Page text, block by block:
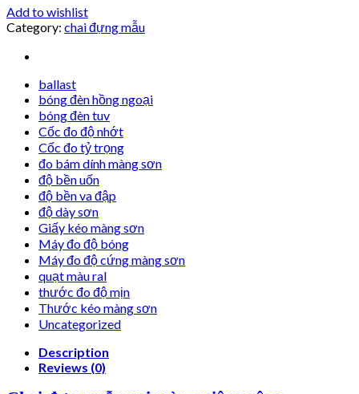
Add to wishlist
Category: chai đựng mẫu
ballast
bóng đèn hồng ngoại
bóng đèn tuv
Cốc đo độ nhớt
Cốc đo tỷ trọng
đo bám dính màng sơn
độ bền uốn
độ bền va đập
độ dày sơn
Giấy kéo màng sơn
Máy đo độ bóng
Máy đo độ cứng màng sơn
quạt màu ral
thước đo độ mịn
Thước kéo màng sơn
Uncategorized
Description
Reviews (0)